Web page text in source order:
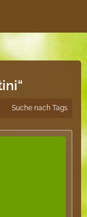
Suche nach Tags